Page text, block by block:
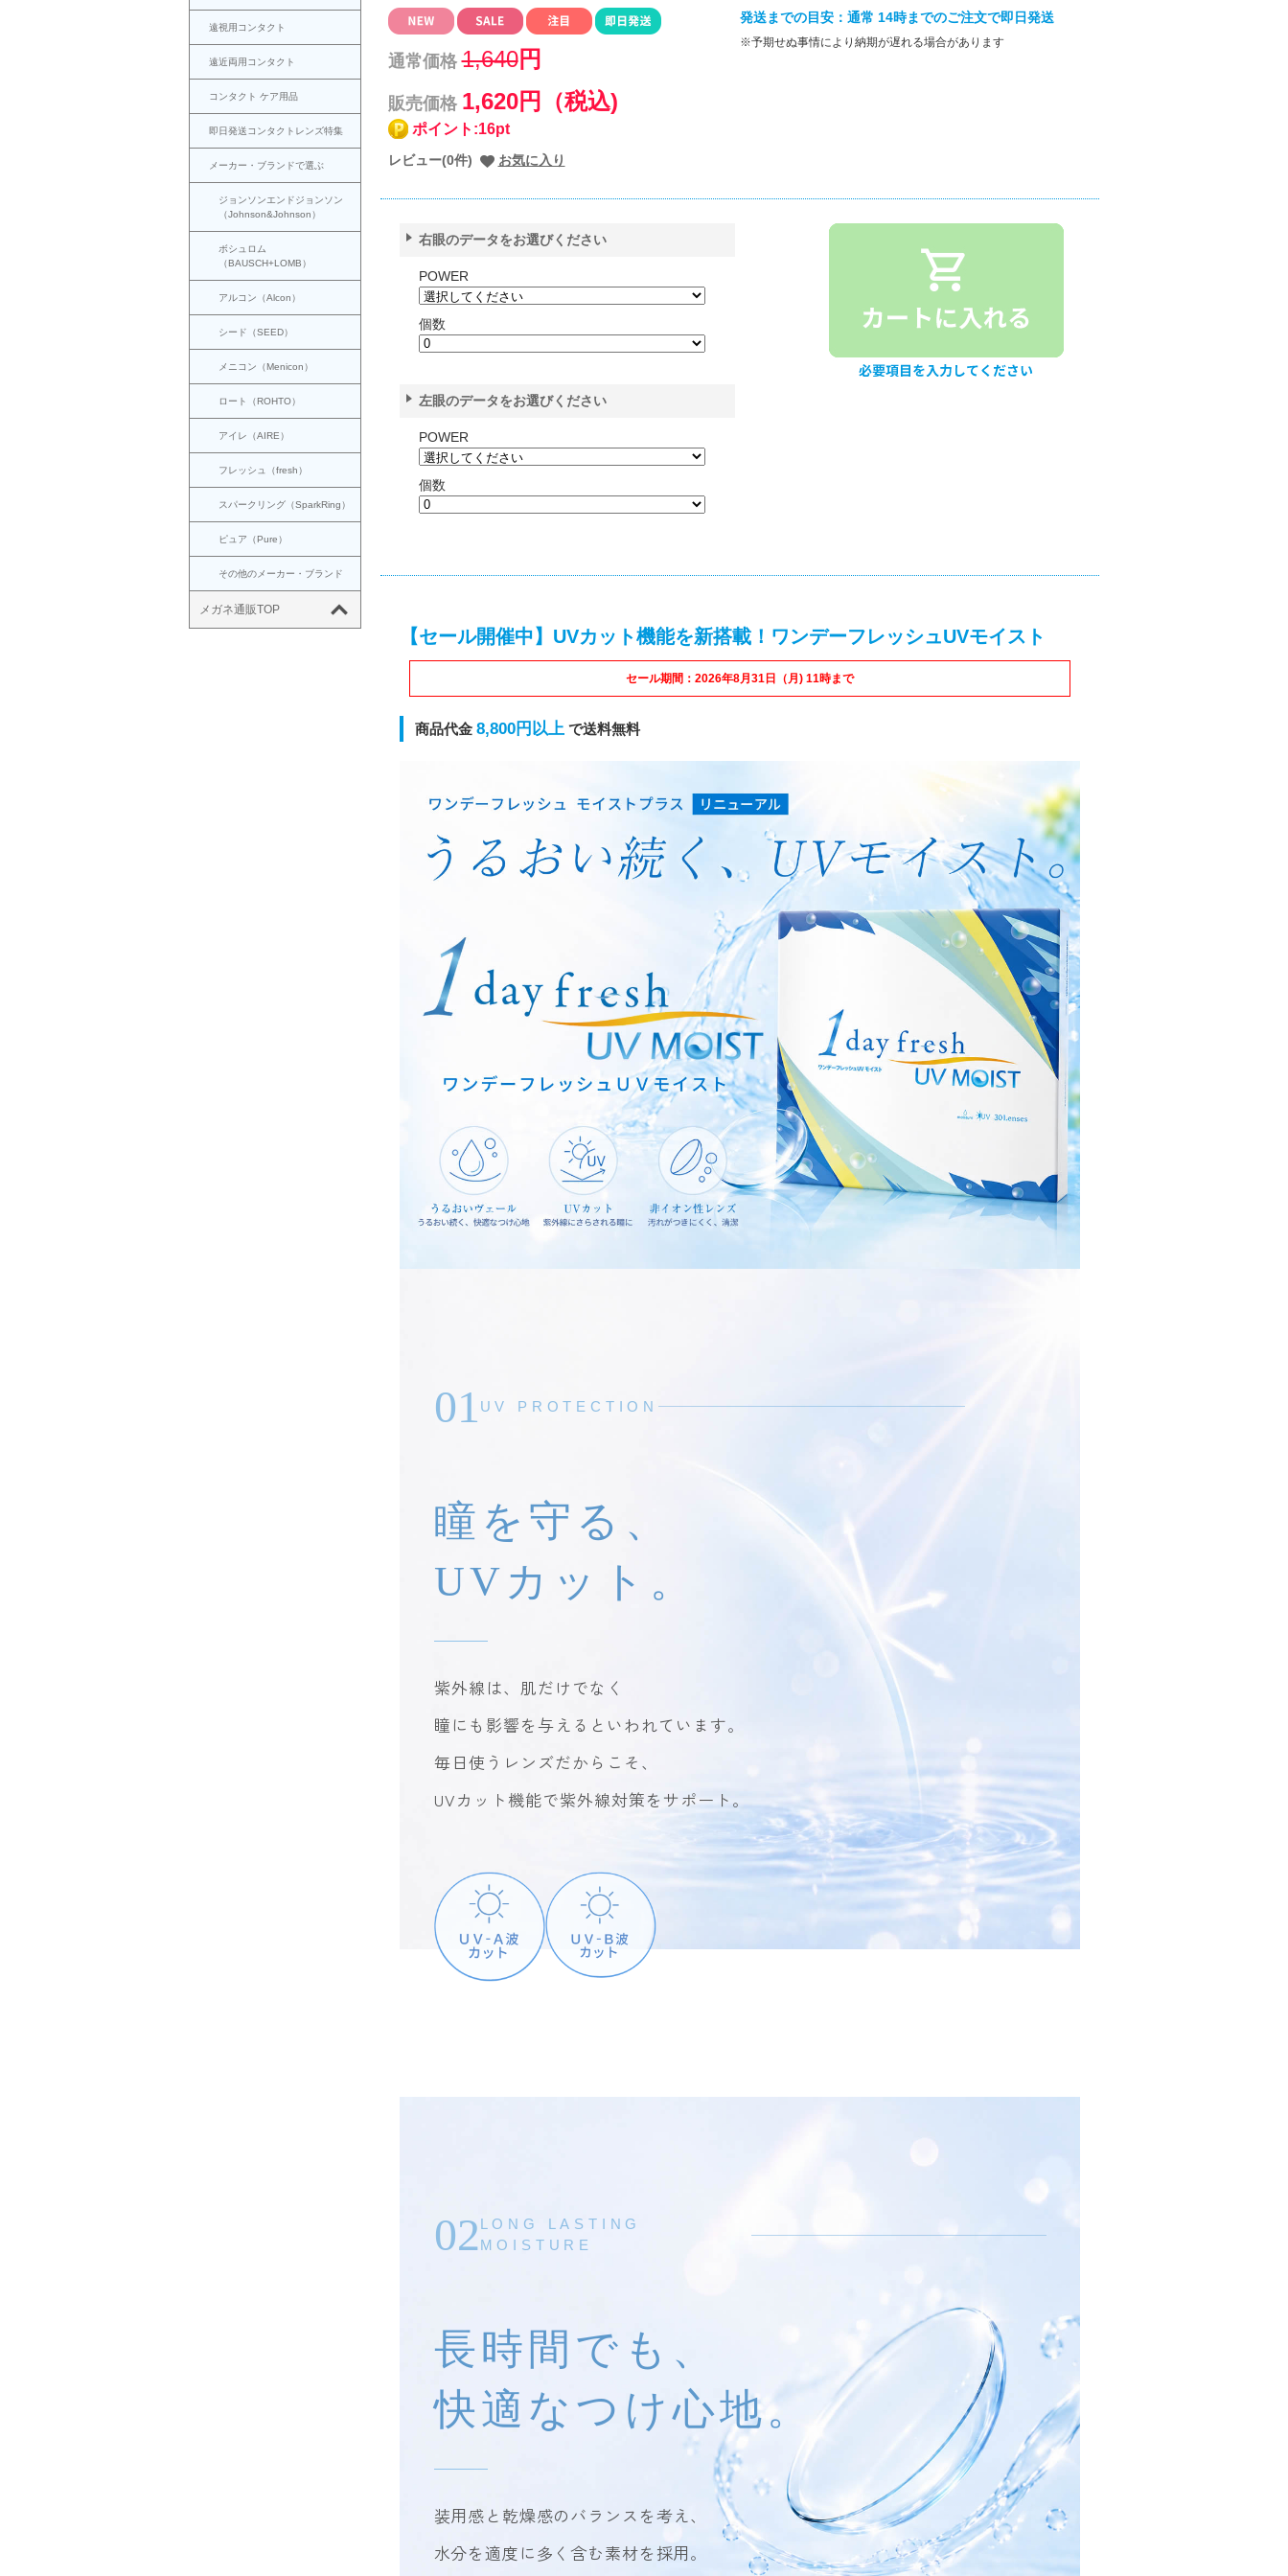
遠視用コンタクト
遠近両用コンタクト
コンタクト ケア用品
即日発送コンタクトレンズ特集
メーカー・ブランドで選ぶ
ジョンソンエンドジョンソン
（Johnson&Johnson）
ボシュロム
（BAUSCH+LOMB）
アルコン（Alcon）
シード（SEED）
メニコン（Menicon）
ロート（ROHTO）
アイレ（AIRE）
フレッシュ（fresh）
スパークリング（SparkRing）
ピュア（Pure）
その他のメーカー・ブランド
メガネ通販TOP
通常価格1,640円
販売価格 1,620円（税込)
ポイント:16pt
レビュー(0件) お気に入り
発送までの目安：通常 14時までのご注文で即日発送
※予期せぬ事情により納期が遅れる場合があります
右眼のデータをお選びください
POWER
個数
左眼のデータをお選びください
POWER
個数
【セール開催中】UVカット機能を新搭載！ワンデーフレッシュUVモイスト
セール期間：2026年8月31日（月) 11時まで
商品代金 8,800円以上 で送料無料
01 UV PROTECTION
瞳を守る、
UVカット。
紫外線は、肌だけでなく
瞳にも影響を与えるといわれています。
毎日使うレンズだからこそ、
UVカット機能で紫外線対策をサポート。
02LONG LASTING
MOISTURE
長時間でも、
快適なつけ心地。
装用感と乾燥感のバランスを考え、
水分を適度に多く含む素材を採用。